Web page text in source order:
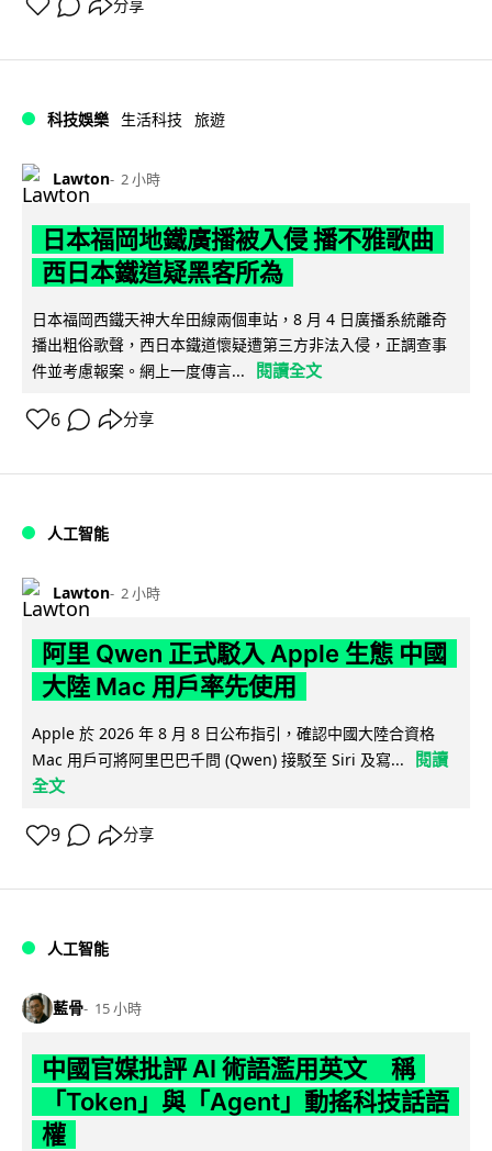
分享
科技娛樂 生活科技 旅遊
Lawton 2 小時
日本福岡地鐵廣播被入侵 播不雅歌曲
西日本鐵道疑黑客所為
日本福岡西鐵天神大牟田線兩個車站，8 月 4 日廣播系統離奇
播出粗俗歌聲，西日本鐵道懷疑遭第三方非法入侵，正調查事
件並考慮報案。網上一度傳言...
閱讀全文
6 分享
人工智能
Lawton 2 小時
阿里 Qwen 正式駁入 Apple 生態 中國
大陸 Mac 用戶率先使用
Apple 於 2026 年 8 月 8 日公布指引，確認中國大陸合資格
Mac 用戶可將阿里巴巴千問 (Qwen) 接駁至 Siri 及寫...
閱讀
全文
9 分享
人工智能
藍骨 15 小時
中國官媒批評 AI 術語濫用英文 稱
「Token」與「Agent」動搖科技話語
權